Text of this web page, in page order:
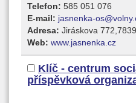
Telefon: 585 051 076
E-mail: jasnenka-
Adresa: Jiráskova
Web: www.jasnenka.cz
Klíč - centrum
příspěvková